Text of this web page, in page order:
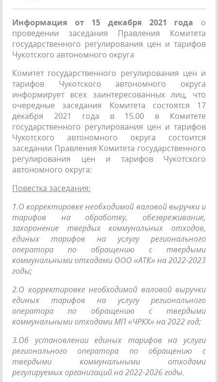
Информация от 15 декабря 2021 года о
проведении заседания Правления Комитета
государственного регулирования цен и тарифов
Чукотского автономного округа
Комитет государственного регулирования цен и
тарифов Чукотского автономного округа
информирует всех заинтересованных лиц, что
очередные заседания Комитета состоятся 17
декабря 2021 года в 15.00 в Комитете
государственного регулирования цен и тарифов
Чукотского автономного округа состоится
заседании Правления Комитета государственного
регулирования цен и тарифов Чукотского
автономного округа:
Повестка заседания:
1.О корректировке необходимой валовой выручки и
тарифов на обработку, обезвреживание,
захоронение твердых коммунальных отходов,
единых тарифов на услугу регионального
оператора по обращению с твердыми
коммунальными отходами ООО «АТК» на 2022-2023
годы;
2.О корректировке необходимой валовой выручки
единых тарифов на услугу регионального
оператора по обращению с твердыми
коммунальными отходами МП «ЧРКХ» на 2022 год;
3.Об установлении единых тарифов на услуги
регионального оператора по обращению с
твердыми коммунальными отходами
регулируемых организаций на 2022-2026 годы.